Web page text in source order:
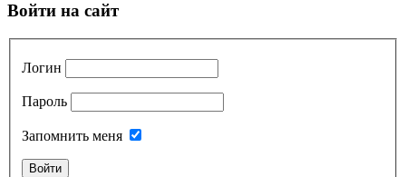
Войти на сайт
Логин
Пароль
Запомнить меня
Войти